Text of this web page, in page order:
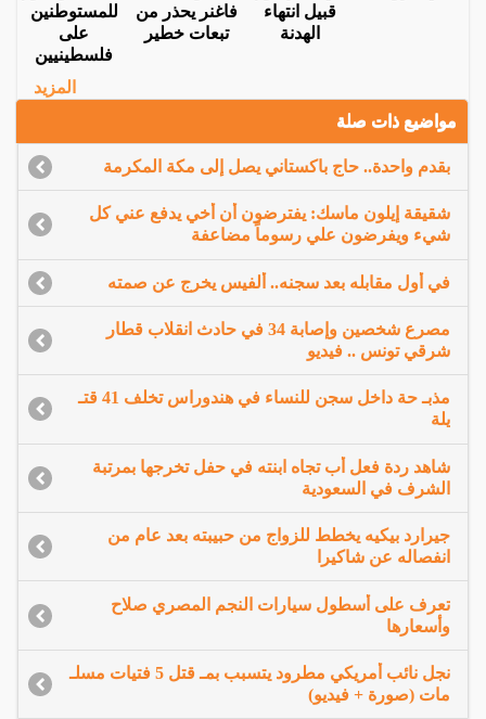
قبيل انتهاء
الهدنة
فاغنر يحذر من
تبعات خطير
للمستوطنين
على
فلسطينيين
المزيد
مواضيع ذات صلة
بقدم واحدة.. حاج باكستاني يصل إلى مكة المكرمة
شقيقة إيلون ماسك: يفترضون أن أخي يدفع عني كل
شيء ويفرضون علي رسوماً مضاعفة
في أول مقابله بعد سجنه.. ألفيس يخرج عن صمته
مصرع شخصين وإصابة 34 في حادث انقلاب قطار
شرقي تونس .. فيديو
مذبـ حة داخل سجن للنساء في هندوراس تخلف 41 قتـ
يلة
شاهد ردة فعل أب تجاه ابنته في حفل تخرجها بمرتبة
الشرف في السعودية
جيرارد بيكيه يخطط للزواج من حبيبته بعد عام من
انفصاله عن شاكيرا
تعرف على أسطول سيارات النجم المصري صلاح
وأسعارها
نجل نائب أمريكي مطرود يتسبب بمـ قتل 5 فتيات مسلـ
مات (صورة + فيديو)